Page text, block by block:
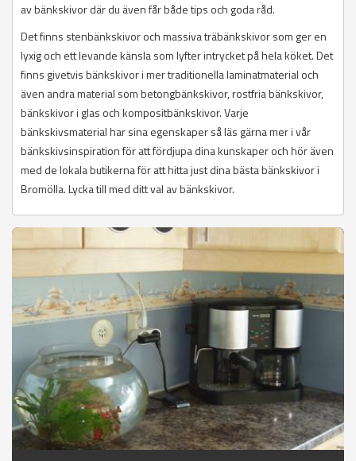
av bänkskivor där du även får både tips och goda råd.
Det finns stenbänkskivor och massiva träbänkskivor som ger en
lyxig och ett levande känsla som lyfter intrycket på hela köket. Det
finns givetvis bänkskivor i mer traditionella laminatmaterial och
även andra material som betongbänkskivor, rostfria bänkskivor,
bänkskivor i glas och kompositbänkskivor. Varje
bänkskivsmaterial har sina egenskaper så läs gärna mer i vår
bänkskivsinspiration för att fördjupa dina kunskaper och hör även
med de lokala butikerna för att hitta just dina bästa bänkskivor i
Bromölla. Lycka till med ditt val av bänkskivor.